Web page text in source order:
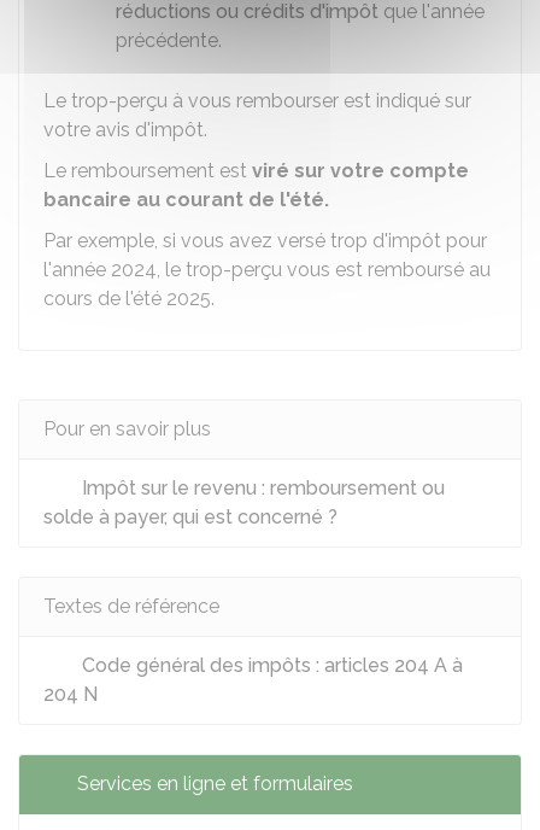
réductions ou crédits d'impôt que l'année
précédente.
Le trop-perçu à vous rembourser est indiqué sur
votre avis d'impôt.
Le remboursement est viré sur votre compte
bancaire au courant de l'été.
Par exemple, si vous avez versé trop d'impôt pour
l'année 2024, le trop-perçu vous est remboursé au
cours de l'été 2025.
Pour en savoir plus
Impôt sur le revenu : remboursement ou
solde à payer, qui est concerné ?
Textes de référence
Code général des impôts : articles 204 A à
204 N
Services en ligne et formulaires